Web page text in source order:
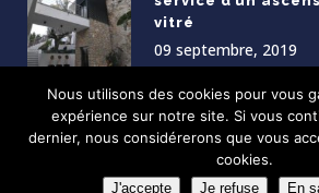
vitré
09 septembre, 2019
Nous utilisons des cookies pour vous
expérience sur notre site. Si vous
dernier, nous considérerons que vous
cookies.
J'accepte Je refuse En